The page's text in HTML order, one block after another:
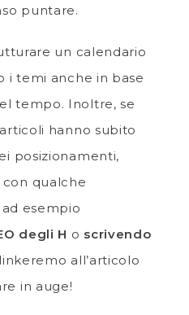
puntare.
un calendario
i temi anche in base
tempo. Inoltre, se
hanno subito
posizionamenti,
qualche
ad esempio
degli H o scrivendo
all’articolo
in auge!